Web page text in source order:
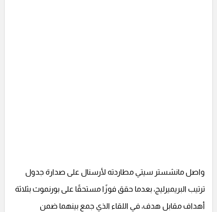
واصل مانشستر سيتي مطاردته لأرسنال على صدارة جدول
ترتيب البريميرليج، بعدما حقق فوزًا مستحقًا على بورنموث بثلاثة
أهداف مقابل هدف، في اللقاء الذي جمع بينهما ضمن